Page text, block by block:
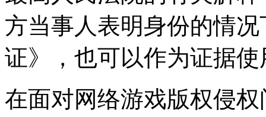
方当事人表明身份的情
证》，也可以作为证据使
在面对网络游戏版权侵